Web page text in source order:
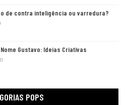
de contra inteligência ou varredura?
Gustavo: Ideias Criativas
0
POPS